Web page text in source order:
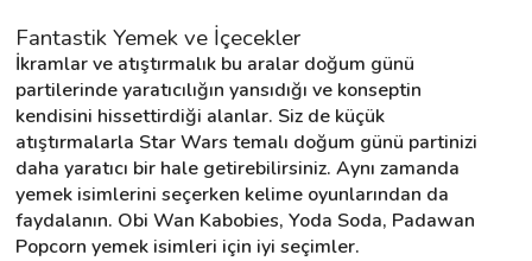
Fantastik Yemek ve İçecekler
İkramlar ve atıştırmalık bu aralar doğum günü
partilerinde yaratıcılığın yansıdığı ve konseptin
kendisini hissettirdiği alanlar. Siz de küçük
atıştırmalarla Star Wars temalı doğum günü partinizi
daha yaratıcı bir hale getirebilirsiniz. Aynı zamanda
yemek isimlerini seçerken kelime oyunlarından da
faydalanın. Obi Wan Kabobies, Yoda Soda, Padawan
Popcorn yemek isimleri için iyi seçimler.